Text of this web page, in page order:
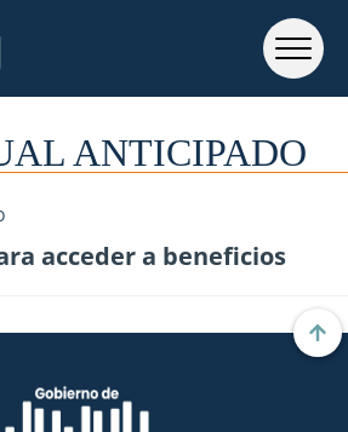
ANTICIPADO
acceder a beneficios